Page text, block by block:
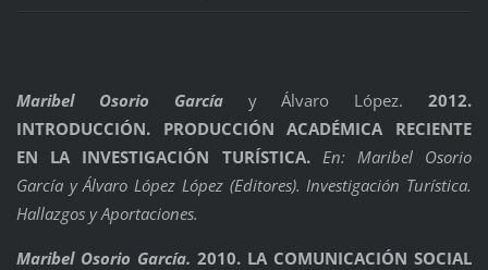
Maribel Osorio Garcíay Álvaro López.2012.
INTRODUCCIÓN. PRODUCCIÓN ACADÉMICA RECIENTE
EN LA INVESTIGACIÓN TURÍSTICA. En: Maribel Osorio
García y Álvaro López López (Editores). Investigación Turística.
Hallazgos y Aportaciones.
Maribel Osorio García. 2010. LA COMUNICACIÓN SOCIAL